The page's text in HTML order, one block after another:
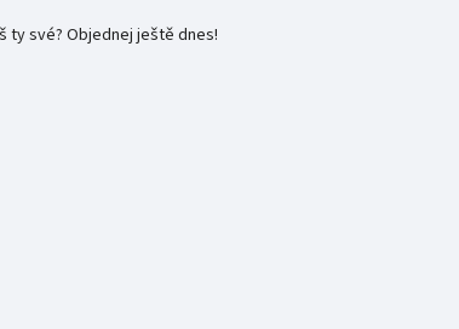
ty své? Objednej ještě dnes!